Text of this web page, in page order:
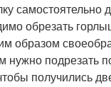
самостоятельно
обрезать
образом
нужно подрезать
получились